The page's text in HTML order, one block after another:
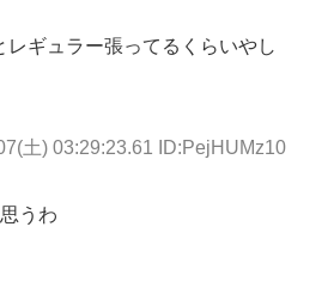
レギュラー張ってるくらいやし
土) 03:29:23.61 ID:PejHUMz10
うわ